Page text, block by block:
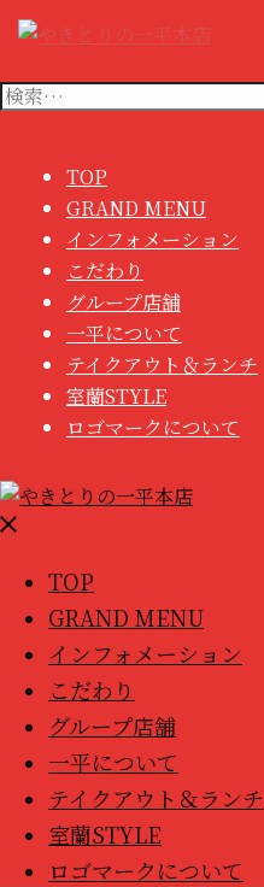
コンテンツへスキップ
検索:
TOP
GRAND MENU
インフォメーション
こだわり
グループ店舗
一平について
テイクアウト＆ランチ
室蘭STYLE
ロゴマークについて
メニューを閉じる
TOP
GRAND MENU
インフォメーション
こだわり
グループ店舗
一平について
テイクアウト＆ランチ
室蘭STYLE
ロゴマークについて